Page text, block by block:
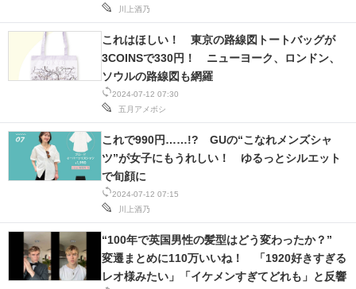
川上酒乃
2024-07-12 07:30
五月アメボシ
これはほしい！ 東京の路線図トートバッグが
3COINSで330円！ ニューヨーク、ロンドン、
ソウルの路線図も網羅
2024-07-12 07:15
川上酒乃
これで990円……!? GUの“こなれメンズシャ
ツ”が女子にもうれしい！ ゆるっとシルエット
で旬顔に
“100年で英国男性の髪型はどう変わったか？”
変遷まとめに110万いいね！ 「1920好きすぎる
レオ様みたい」「イケメンすぎてどれも」と反響